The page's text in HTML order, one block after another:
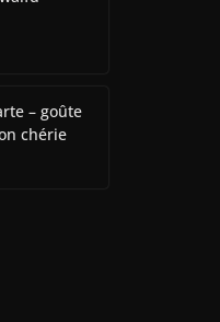
– goûte
chérie